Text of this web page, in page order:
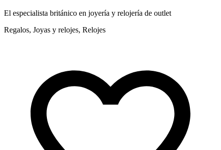
El especialista británico en joyería y relojería de outlet
Regalos, Joyas y relojes, Relojes